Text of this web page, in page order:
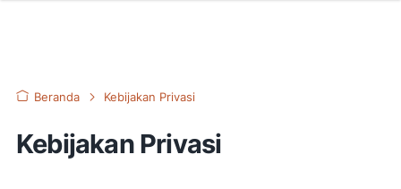
Beranda Kebijakan Privasi
Kebijakan Privasi